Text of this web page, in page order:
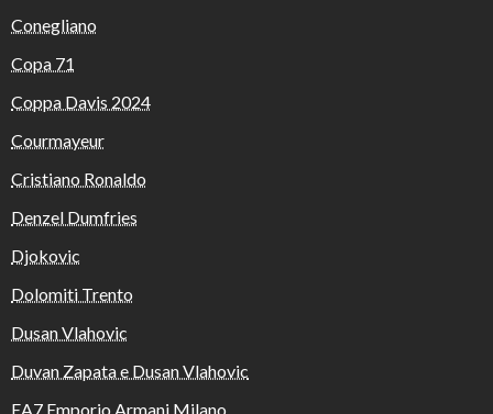
Conegliano
Copa 71
Coppa Davis 2024
Courmayeur
Cristiano Ronaldo
Denzel Dumfries
Djokovic
Dolomiti Trento
Dusan Vlahovic
Duvan Zapata e Dusan Vlahovic
EA7 Emporio Armani Milano